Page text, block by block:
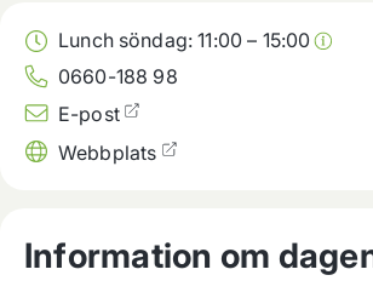
Lunch söndag:11:00 – 15:00
0660-188 98
E-post
Webbplats
Information om